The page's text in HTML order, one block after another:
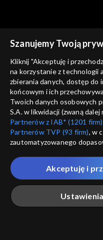
11.12.2025, 12:10
Agrobiznes
Szanujemy Twoją
Kliknij "Akceptuję i
na korzystanie z technologii
zbierania danych, dostęp do
końcowym i ich
Twoich danych osobowych
S.A. w likwidacji (zwaną dalej
Partnerów z IAB* (1201 firm)
Partnerów TVP (93 firm), w
zautomatyzowanego
które wskazujemy poniżej, a
przez nas identyfikatora
Twoje dane osobowe
Ciebie naszych
„Portalem”, w tym
Akceptuję i